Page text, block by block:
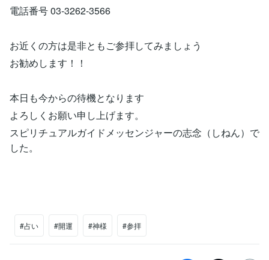
電話番号 03-3262-3566
お近くの方は是非ともご参拝してみましょう
お勧めします！！
本日も今からの待機となります
よろしくお願い申し上げます。
スピリチュアルガイドメッセンジャーの志念（しねん）で
した。
#占い #開運 #神様 #参拝